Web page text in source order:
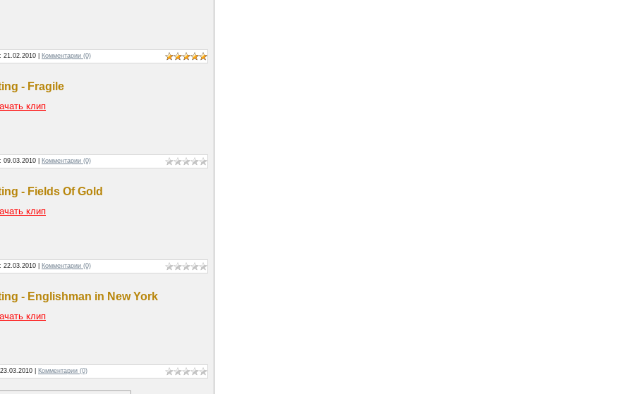
21.02.2010 Комментарии (0)
- Fragile
клип
09.03.2010 Комментарии (0)
- Fields Of Gold
клип
22.03.2010 Комментарии (0)
- Englishman in New York
клип
23.03.2010 Комментарии (0)